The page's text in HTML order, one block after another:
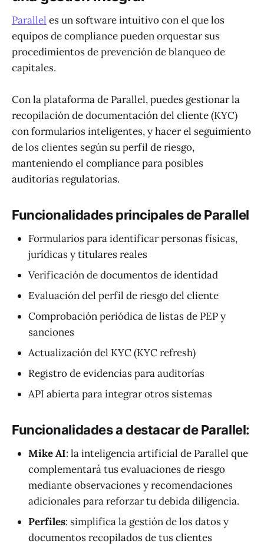
Parallel es un software intuitivo con el que los
equipos de compliance pueden orquestar sus
procedimientos de prevención de blanqueo de
capitales.
Con la plataforma de Parallel, puedes gestionar la
recopilación de documentación del cliente (KYC)
con formularios inteligentes, y hacer el seguimiento
de los clientes según su perfil de riesgo,
manteniendo el compliance para posibles
auditorías regulatorias.
Funcionalidades principales de Parallel
Formularios para identificar personas físicas,
jurídicas y titulares reales
Verificación de documentos de identidad
Evaluación del perfil de riesgo del cliente
Comprobación periódica de listas de PEP y
sanciones
Actualización del KYC (KYC refresh)
Registro de evidencias para auditorías
API abierta para integrar otros sistemas
Funcionalidades a destacar de Parallel:
Mike AI: la inteligencia artificial de Parallel que
complementará tus evaluaciones de riesgo
mediante observaciones y recomendaciones
adicionales para reforzar tu debida diligencia.
Perfiles: simplifica la gestión de los datos y
documentos recopilados de tus clientes